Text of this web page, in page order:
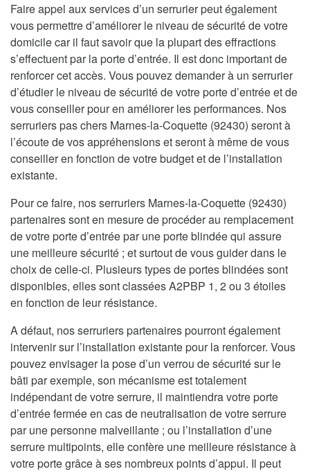
Faire appel aux services d’un serrurier peut également
vous permettre d’améliorer le niveau de sécurité de votre
domicile car il faut savoir que la plupart des effractions
s’effectuent par la porte d’entrée. Il est donc important de
renforcer cet accès. Vous pouvez demander à un serrurier
d’étudier le niveau de sécurité de votre porte d’entrée et de
vous conseiller pour en améliorer les performances. Nos
serruriers pas chers Marnes-la-Coquette (92430) seront à
l’écoute de vos appréhensions et seront à même de vous
conseiller en fonction de votre budget et de l’installation
existante.
Pour ce faire, nos serruriers Marnes-la-Coquette (92430)
partenaires sont en mesure de procéder au remplacement
de votre porte d’entrée par une porte blindée qui assure
une meilleure sécurité ; et surtout de vous guider dans le
choix de celle-ci. Plusieurs types de portes blindées sont
disponibles, elles sont classées A2PBP 1, 2 ou 3 étoiles
en fonction de leur résistance.
A défaut, nos serruriers partenaires pourront également
intervenir sur l’installation existante pour la renforcer. Vous
pouvez envisager la pose d’un verrou de sécurité sur le
bâti par exemple, son mécanisme est totalement
indépendant de votre serrure, il maintiendra votre porte
d’entrée fermée en cas de neutralisation de votre serrure
par une personne malveillante ; ou l’installation d’une
serrure multipoints, elle confère une meilleure résistance à
votre porte grâce à ses nombreux points d’appui. Il peut